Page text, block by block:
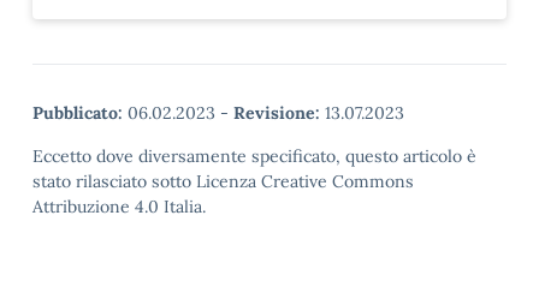
Pubblicato: 06.02.2023 - Revisione: 13.07.2023
Eccetto dove diversamente specificato, questo articolo è
stato rilasciato sotto Licenza Creative Commons
Attribuzione 4.0 Italia.